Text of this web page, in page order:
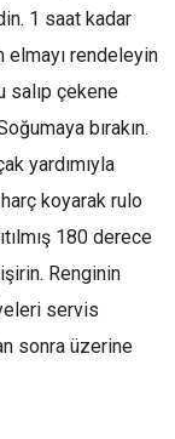
1 saat kadar
rendeleyin
salıp çekene
bırakın.
yardımıyla
koyarak rulo
180 derece
Renginin
servis
sonra üzerine